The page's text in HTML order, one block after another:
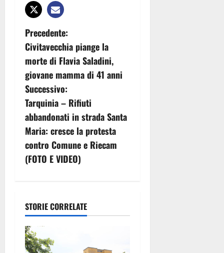
N
a
v
i
g
a
z
o
n
e
Precedente:
Civitavecchia piange la
morte di Flavia Saladini,
giovane mamma di 41 anni
Successivo:
Tarquinia – Rifiuti
abbandonati in strada Santa
Maria: cresce la protesta
contro Comune e Riecam
(FOTO E VIDEO)
STORIE CORRELATE